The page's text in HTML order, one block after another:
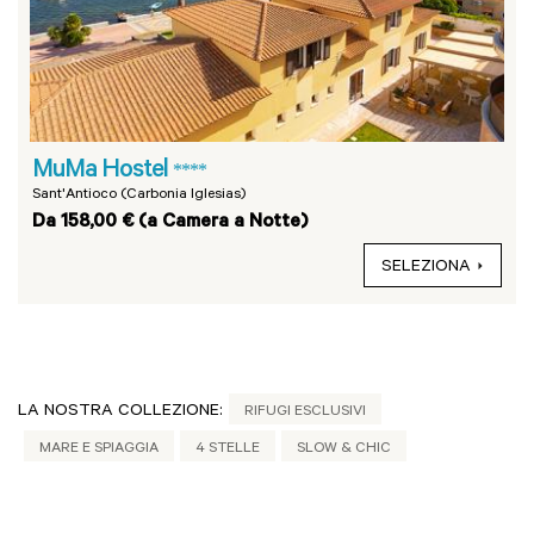
MuMa Hostel ****
Sant'Antioco (Carbonia Iglesias)
Da 158,00 € (a Camera a Notte)
SELEZIONA
LA NOSTRA COLLEZIONE: RIFUGI ESCLUSIVI
MARE E SPIAGGIA 4 STELLE SLOW & CHIC